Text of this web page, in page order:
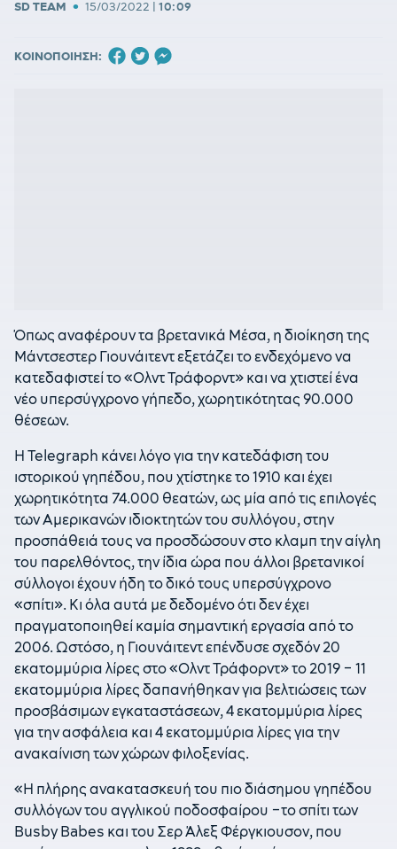
SD TEAM 15/03/2022 | 10:09
ΚΟΙΝΟΠΟΙΗΣΗ:
Όπως αναφέρουν τα βρετανικά Μέσα, η διοίκηση της
Μάντσεστερ Γιουνάιτεντ εξετάζει το ενδεχόμενο να
κατεδαφιστεί το «Ολντ Τράφορντ» και να χτιστεί ένα
νέο υπερσύγχρονο γήπεδο, χωρητικότητας 90.000
θέσεων.
Η Telegraph κάνει λόγο για την κατεδάφιση του
ιστορικού γηπέδου, που χτίστηκε το 1910 και έχει
χωρητικότητα 74.000 θεατών, ως μία από τις επιλογές
των Αμερικανών ιδιοκτητών του συλλόγου, στην
προσπάθειά τους να προσδώσουν στο κλαμπ την αίγλη
του παρελθόντος, την ίδια ώρα που άλλοι βρετανικοί
σύλλογοι έχουν ήδη το δικό τους υπερσύγχρονο
«σπίτι». Κι όλα αυτά με δεδομένο ότι δεν έχει
πραγματοποιηθεί καμία σημαντική εργασία από το
2006. Ωστόσο, η Γιουνάιτεντ επένδυσε σχεδόν 20
εκατομμύρια λίρες στο «Ολντ Τράφορντ» το 2019 – 11
εκατομμύρια λίρες δαπανήθηκαν για βελτιώσεις των
προσβάσιμων εγκαταστάσεων, 4 εκατομμύρια λίρες
για την ασφάλεια και 4 εκατομμύρια λίρες για την
ανακαίνιση των χώρων φιλοξενίας.
«Η πλήρης ανακατασκευή του πιο διάσημου γηπέδου
συλλόγων του αγγλικού ποδοσφαίρου –το σπίτι των
Busby Babes και του Σερ Άλεξ Φέργκιουσον, που